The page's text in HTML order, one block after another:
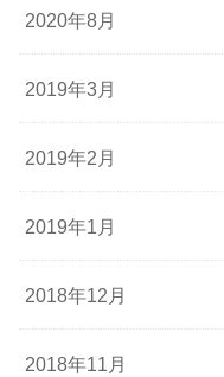
2020年8月
2019年3月
2019年2月
2019年1月
2018年12月
2018年11月